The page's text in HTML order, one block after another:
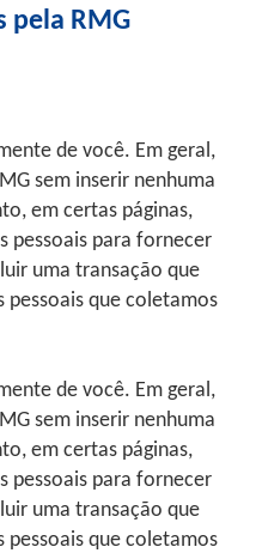
pela RMG
de você. Em geral,
sem inserir nenhuma
em certas páginas,
pessoais para fornecer
uma transação que
que coletamos
de você. Em geral,
sem inserir nenhuma
em certas páginas,
pessoais para fornecer
uma transação que
que coletamos